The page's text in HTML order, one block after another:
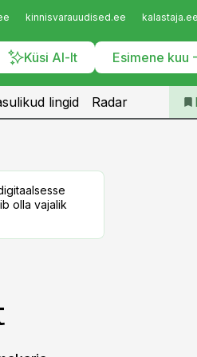
kinnisvarauudised.ee kalastaja.ee
Küsi AI-lt Esimene kuu
Telli
lingid Radar
olla vajalik